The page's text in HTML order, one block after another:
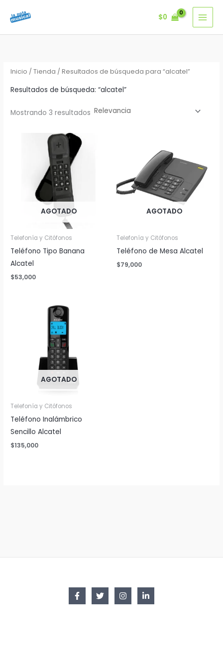
$0
Inicio /Tienda / Resultados de búsqueda para “alcatel”
Resultados de búsqueda: “alcatel”
Mostrando 3 resultados
AGOTADO
Telefonía y Citófonos
Teléfono Tipo Banana
Alcatel
$53,000
AGOTADO
Telefonía y Citófonos
Teléfono de Mesa Alcatel
$79,000
AGOTADO
Telefonía y Citófonos
Teléfono Inalámbrico
Sencillo Alcatel
$135,000